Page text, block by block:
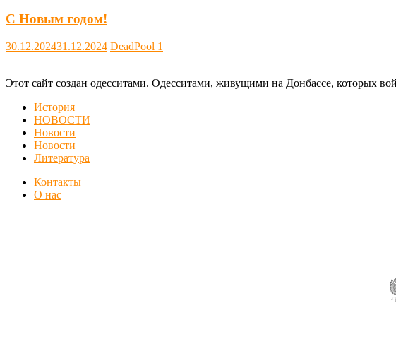
С Новым годом!
30.12.202431.12.2024 DeadPool 1
Этот сайт создан одесситами. Одесситами, живущими на Донбассе, которых
История
НОВОСТИ
Новости
Новости
Литература
Контакты
О нас